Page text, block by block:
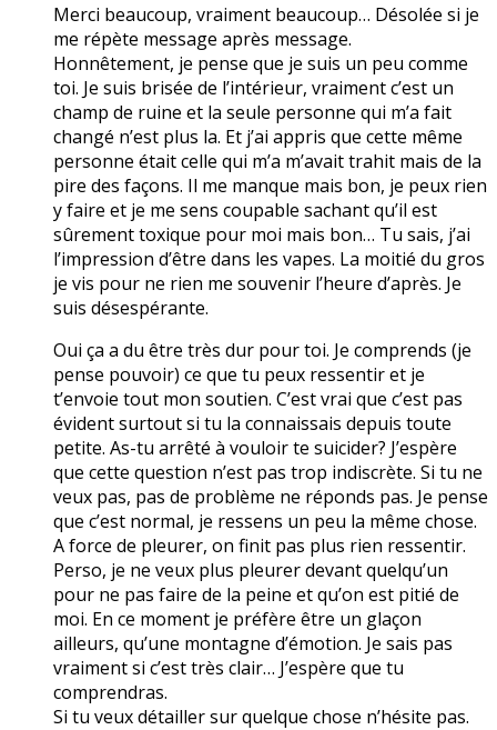
Merci beaucoup, vraiment beaucoup… Désolée si je
me répète message après message.
Honnêtement, je pense que je suis un peu comme
toi. Je suis brisée de l’intérieur, vraiment c’est un
champ de ruine et la seule personne qui m’a fait
changé n’est plus la. Et j’ai appris que cette même
personne était celle qui m’a m’avait trahit mais de la
pire des façons. Il me manque mais bon, je peux rien
y faire et je me sens coupable sachant qu’il est
sûrement toxique pour moi mais bon… Tu sais, j’ai
l’impression d’être dans les vapes. La moitié du gros
je vis pour ne rien me souvenir l’heure d’après. Je
suis désespérante.
Oui ça a du être très dur pour toi. Je comprends (je
pense pouvoir) ce que tu peux ressentir et je
t’envoie tout mon soutien. C’est vrai que c’est pas
évident surtout si tu la connaissais depuis toute
petite. As-tu arrêté à vouloir te suicider? J’espère
que cette question n’est pas trop indiscrète. Si tu ne
veux pas, pas de problème ne réponds pas. Je pense
que c’est normal, je ressens un peu la même chose.
A force de pleurer, on finit pas plus rien ressentir.
Perso, je ne veux plus pleurer devant quelqu’un
pour ne pas faire de la peine et qu’on est pitié de
moi. En ce moment je préfère être un glaçon
ailleurs, qu’une montagne d’émotion. Je sais pas
vraiment si c’est très clair… J’espère que tu
comprendras.
Si tu veux détailler sur quelque chose n’hésite pas.